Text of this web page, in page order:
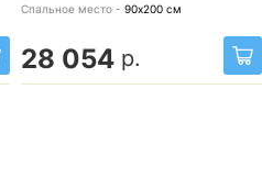
Спальное место - 90х200 см
28 054 р.